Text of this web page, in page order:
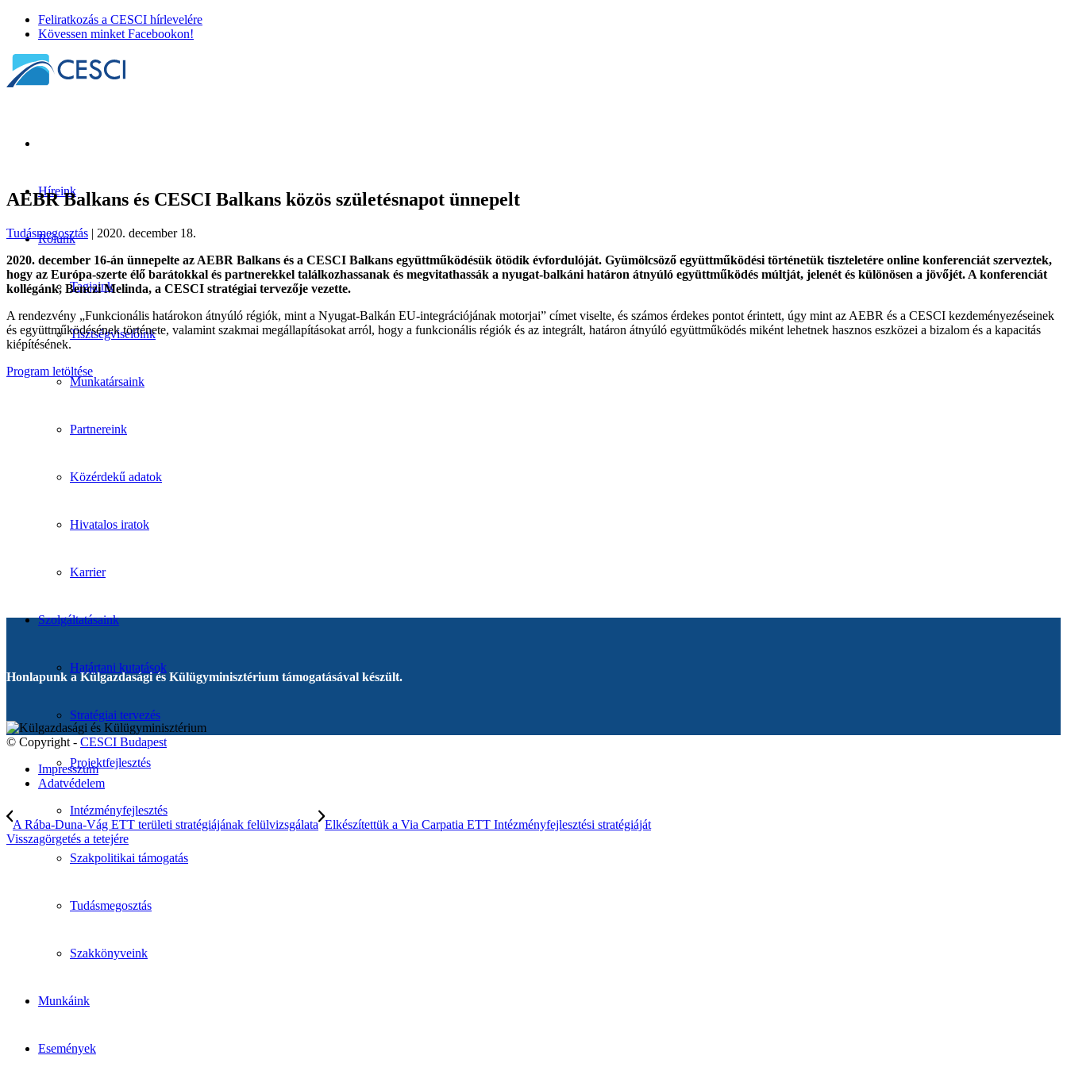
Feliratkozás a CESCI hírlevelére
Kövessen minket Facebookon!
Híreink
Rólunk
Tagjaink
Tisztségviselőink
Munkatársaink
Partnereink
Közérdekű adatok
Hivatalos iratok
Karrier
Szolgáltatásaink
Határtani kutatások
Stratégiai tervezés
Projektfejlesztés
Intézményfejlesztés
Szakpolitikai támogatás
Tudásmegosztás
Szakkönyveink
Munkáink
Események
AEBR Balkans és CESCI Balkans közös születésnapot ünnepelt
Tudásmegosztás | 2020. december 18.
2020. december 16-án ünnepelte az AEBR Balkans és a CESCI Balkans együttműködésük ötödik évfordulóját. Gyümölcsöző együttműködési történetük tiszteletére online konferenciát szerveztek,
hogy az Európa-szerte élő barátokkal és partnerekkel találkozhassanak és megvitathassák a nyugat-balkáni határon átnyúló együttműködés múltját, jelenét és különösen a jövőjét. A konferenciát
kollégánk, Benczi Melinda, a CESCI stratégiai tervezője vezette.
A rendezvény „Funkcionális határokon átnyúló régiók, mint a Nyugat-Balkán EU-integrációjának motorjai” címet viselte, és számos érdekes pontot érintett, úgy mint az AEBR és a CESCI kezdeményezéseinek
és együttműködésének története, valamint szakmai megállapításokat arról, hogy a funkcionális régiók és az integrált, határon átnyúló együttműködés miként lehetnek hasznos eszközei a bizalom és a kapacitás
kiépítésének.
Program letöltése
Honlapunk a Külgazdasági és Külügyminisztérium támogatásával készült.
© Copyright - CESCI Budapest
Impresszum
Adatvédelem
A Rába-Duna-Vág ETT területi stratégiájának felülvizsgálata Elkészítettük a Via Carpatia ETT Intézményfejlesztési stratégiáját
Visszagörgetés a tetejére